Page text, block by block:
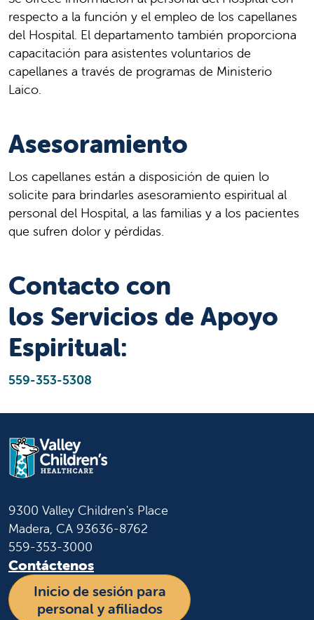
respecto a la función y el empleo de los capellanes
del Hospital. El departamento también proporciona
capacitación para asistentes voluntarios de
capellanes a través de programas de Ministerio
Laico.
Asesoramiento
Los capellanes están a disposición de quien lo
solicite para brindarles asesoramiento espiritual al
personal del Hospital, a las familias y a los pacientes
que sufren dolor y pérdidas.
Contacto con
los Servicios de Apoyo
Espiritual:
559-353-5308
9300 Valley Children's Place
Madera, CA 93636-8762
559-353-3000
Contáctenos
Inicio de sesión para
personal y afiliados